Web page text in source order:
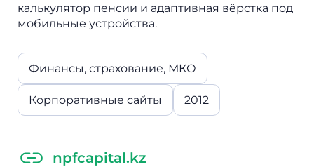
калькулятор пенсии и адаптивная вёрстка под
мобильные устройства.
Финансы, страхование, МКО
Корпоративные сайты 2012
npfcapital.kz